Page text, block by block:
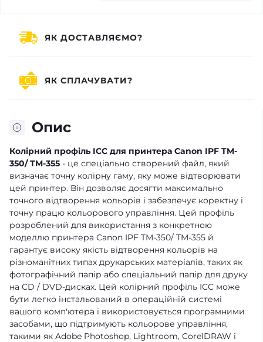
Опис
Колірний профіль ICC для принтера Canon IPF TM-
350/ TM-355 - це спеціально створений файл, який
визначає точну колірну гаму, яку може відтворювати
цей принтер. Він дозволяє досягти максимально
точного відтворення кольорів і забезпечує коректну і
точну працю кольорового управління. Цей профіль
розроблений для використання з конкретною
моделлю принтера Canon IPF TM-350/ TM-355 й
гарантує високу якість відтворення кольорів на
різноманітних типах друкарських матеріалів, таких як
фотографічний папір або спеціальний папір для друку
на CD / DVD-дисках. Цей колірний профіль ICC може
бути легко інстальований в операційній системі
вашого комп'ютера і використовується програмними
засобами, що підтримують кольорове управління,
такими як Adobe Photoshop, Lightroom, CorelDRAW і
ЯК ДОСТАВЛЯЄМО?
ЯК СПЛАЧУВАТИ?